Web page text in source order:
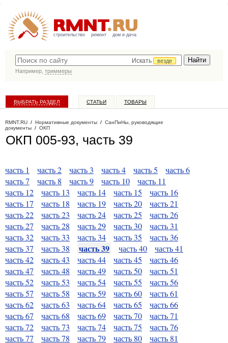
строительство ремонт дом и дача
Искать
везде
Например, триммеры
ВЫБРАТЬ РАЗДЕЛ СТАТЬИ ТОВАРЫ
RMNT.RU / Нормативные документы / СанПиНы, руководящие
документы / ОКП
ОКП 005-93, часть 39
часть 1 часть 2 часть 3 часть 4 часть 5
часть 6
часть 7
часть 8 часть 9 часть 10
часть 11
часть 12
часть 13 часть 14 часть 15
часть 16
часть 17
часть 18 часть 19 часть 20
часть 21
часть 22
часть 23 часть 24 часть 25
часть 26
часть 27
часть 28 часть 29 часть 30
часть 31
часть 32
часть 33 часть 34 часть 35
часть 36
часть 37
часть 38 часть 39 часть 40
часть 41
часть 42
часть 43 часть 44 часть 45
часть 46
часть 47
часть 48 часть 49 часть 50
часть 51
часть 52
часть 53 часть 54 часть 55
часть 56
часть 57
часть 58 часть 59 часть 60
часть 61
часть 62
часть 63 часть 64 часть 65
часть 66
часть 67
часть 68 часть 69 часть 70
часть 71
часть 72
часть 73 часть 74 часть 75
часть 76
часть 77
часть 78 часть 79 часть 80
часть 81